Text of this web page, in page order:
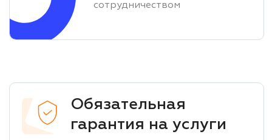
сотрудничеством
Обязательная
гарантия на услуги